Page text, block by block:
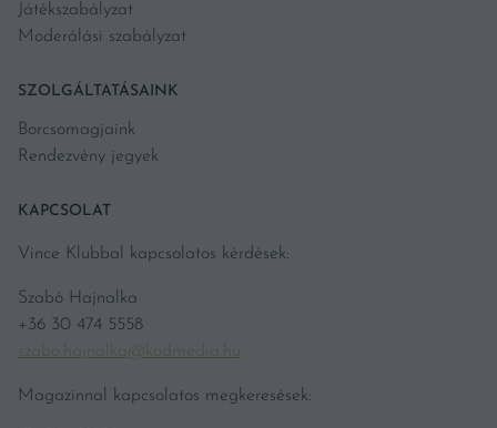
Játékszabályzat
Moderálási szabályzat
SZOLGÁLTATÁSAINK
Borcsomagjaink
Rendezvény jegyek
KAPCSOLAT
Vince Klubbal kapcsolatos kérdések:
Szabó Hajnalka
+36 30 474 5558
szabo.hajnalka@kodmedia.hu
Magazinnal kapcsolatos megkeresések: